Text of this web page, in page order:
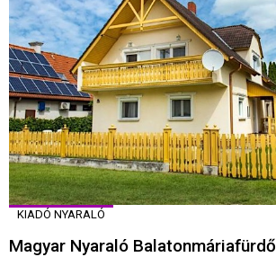
KIADÓ NYARALÓ
Magyar Nyaraló Balatonmáriafürdő